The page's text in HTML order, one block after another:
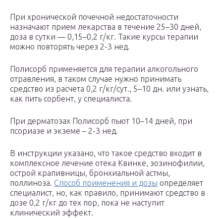
При хронической почечной недостаточности
назначают прием лекарства в течение 25–30 дней,
доза в сутки — 0,15–0,2 г/кг. Такие курсы терапии
можно повторять через 2-3 нед.
Полисорб применяется для терапии алкогольного
отравления, в таком случае нужно принимать
средство из расчета 0,2 г/кг/сут., 5–10 дн. или узнать,
как пить сорбент, у специалиста.
При дерматозах Полисорб пьют 10–14 дней, при
псориазе и экземе – 2-3 нед.
В инструкции указано, что такое средство входит в
комплексное лечение отека Квинке, эозинофилии,
острой крапивницы, бронхиальной астмы,
поллиноза. Способ применения и дозы определяет
специалист, но, как правило, принимают средство в
дозе 0,2 г/кг до тех пор, пока не наступит
клинический эффект.